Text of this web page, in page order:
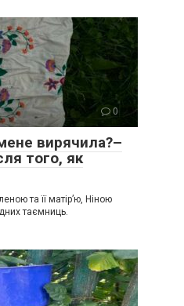
0
вирячила?–
того, як
та її матір’ю, Ніною
таємниць.